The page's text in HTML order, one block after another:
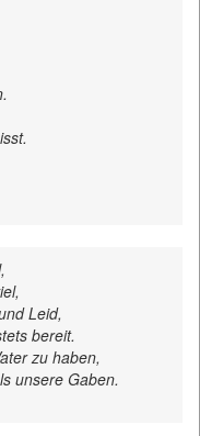
Leid,
bereit.
zu haben,
unsere Gaben.